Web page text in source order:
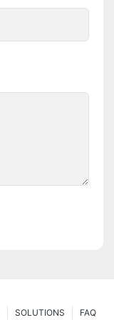
FAQ
SOLUTIONS